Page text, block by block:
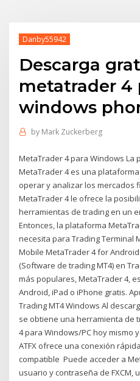
Danby55942
Descarga
metatrader 4
windows
by Mark Zuckerberg
MetaTrader 4 para Windows La
MetaTrader 4 es una
operar y analizar los mercados
MetaTrader 4 le ofrece la
herramientas de trading en un
Entonces, la plataforma
necesita para Trading Terminal
Mobile MetaTrader 4 for
(Software de trading MT4) en
más populares, MetaTrader 4,
Android, iPad o iPhone gratis.
Trading MT4 Windows Al
se obtiene una herramienta de
4 para Windows/PC hoy mismo
ATFX ofrece una conexión
compatible Puede acceder a
usuario y contraseña de FXCM,